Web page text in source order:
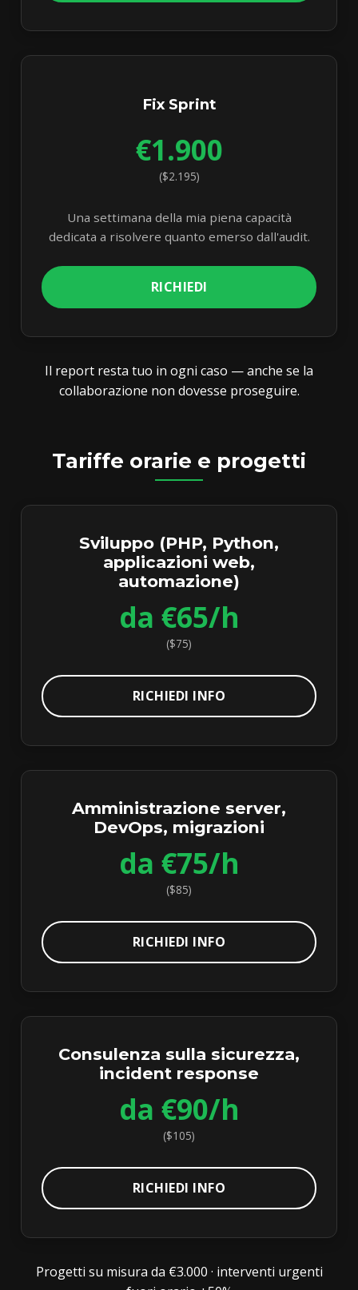
Fix Sprint
€1.900
($2.195)
Una settimana della mia piena capacità
dedicata a risolvere quanto emerso dall'audit.
RICHIEDI
Il report resta tuo in ogni caso — anche se la
collaborazione non dovesse proseguire.
Tariffe orarie e progetti
Sviluppo (PHP, Python,
applicazioni web,
automazione)
da €65/h
($75)
RICHIEDI INFO
Amministrazione server,
DevOps, migrazioni
da €75/h
($85)
RICHIEDI INFO
Consulenza sulla sicurezza,
incident response
da €90/h
($105)
RICHIEDI INFO
Progetti su misura da €3.000 · interventi urgenti